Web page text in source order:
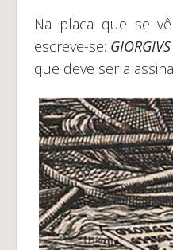
Na placa que se
escreve-se:
que deve ser a